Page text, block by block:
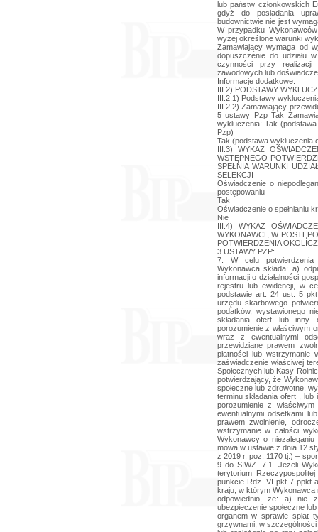
lub państw członkowskich
gdyż do posiadania
budownictwie nie jest
W przypadku
wyżej określone warunki
Zamawiający wymaga od
dopuszczenie do udziału
czynności przy
zawodowych lub
Informacje dodatkowe:
III.2) PODSTAWY
III.2.1) Podstawy
III.2.2) Zamawiający
5 ustawy Pzp Tak
wykluczenia: Tak
Pzp)
Tak (podstawa wykluczenia
III.3) WYKAZ
WSTĘPNEGO
SPEŁNIA WARUNKI
SELEKCJI
Oświadczenie o
postępowaniu
Tak
Oświadczenie o spełnianiu
Nie
III.4) WYKAZ
WYKONAWCĘ W
POTWIERDZENIA
3 USTAWY PZP:
7. W celu potwierdzenia
Wykonawca składa: a)
informacji o działalności
rejestru lub ewidencji, w
podstawie art. 24 ust. 5
urzędu skarbowego
podatków, wystawionego
składania ofert lub inny
porozumienie z właściwym
wraz z ewentualnymi
przewidziane prawem
płatności lub wstrzymanie
zaświadczenie właściwej
Społecznych lub Kasy
potwierdzający, że
społeczne lub zdrowotne,
terminu składania ofert ,
porozumienie z
ewentualnymi odsetkami
prawem zwolnienie,
wstrzymanie w całości
Wykonawcy o
mowa w ustawie z dnia 12
z 2019 r. poz. 1170 tj.) –
9 do SIWZ. 7.1. Jeżeli
terytorium
punkcie Rdz. VI pkt 7 ppkt
kraju, w którym Wykonawca
odpowiednio, że: a) nie
ubezpieczenie społeczne
organem w sprawie spłat
grzywnami, w